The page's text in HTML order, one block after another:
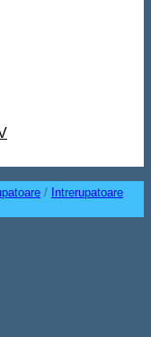
/ Intrerupatoare